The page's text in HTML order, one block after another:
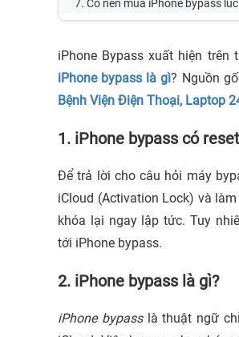
7. Có nên mua iPhone bypass
iPhone Bypass xuất hiện
iPhone bypass là gì? Nguồn
Bệnh Viện Điện Thoại, Laptop
1. iPhone bypass có
Để trả lời cho câu hỏi máy
iCloud (Activation Lock) và
khóa lại ngay lập tức. Tuy
tới iPhone bypass.
2. iPhone bypass là gì?
iPhone bypasslà thuật ngữ